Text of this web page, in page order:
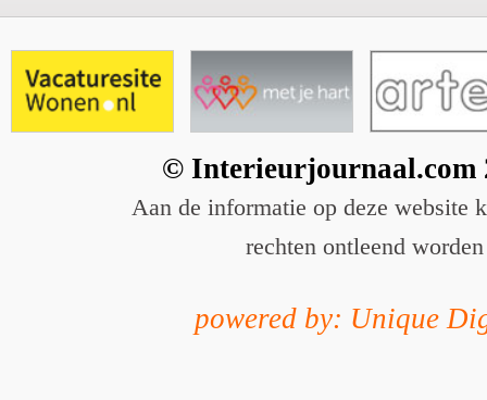
© Interieurjournaal.com
Aan de informatie op deze website
rechten ontleend worden
powered by: Unique